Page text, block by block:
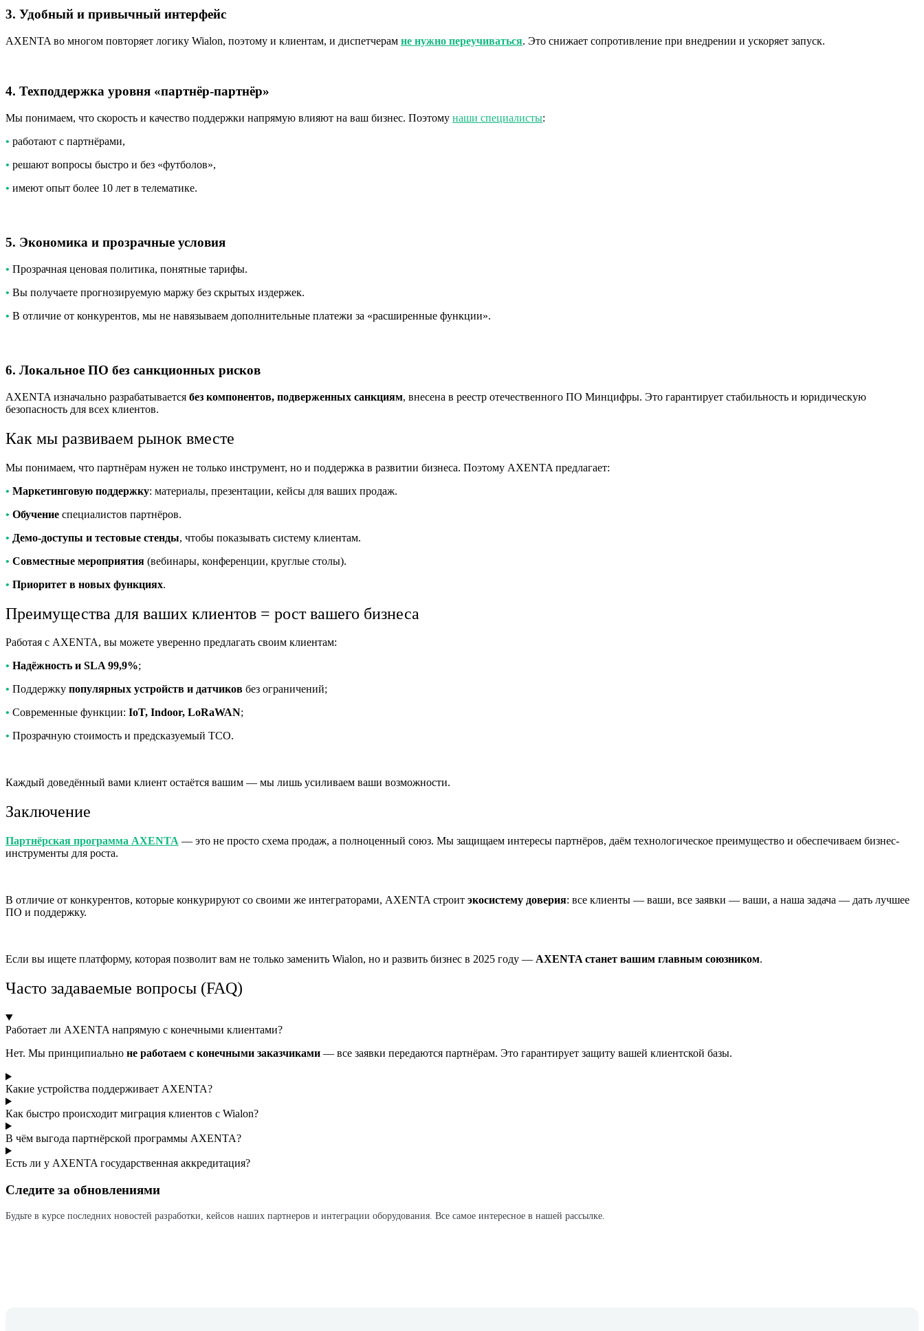
3. Удобный и привычный интерфейс
AXENTA во многом повторяет логику Wialon, поэтому и клиентам, и диспетчерам не нужно переучиваться. Это снижает сопротивление при внедрении и ускоряет запуск.
4. Техподдержка уровня «партнёр-партнёр»
Мы понимаем, что скорость и качество поддержки напрямую влияют на ваш бизнес. Поэтому наши специалисты:
• работают с партнёрами,
• решают вопросы быстро и без «футболов»,
• имеют опыт более 10 лет в телематике.
5. Экономика и прозрачные условия
• Прозрачная ценовая политика, понятные тарифы.
• Вы получаете прогнозируемую маржу без скрытых издержек.
• В отличие от конкурентов, мы не навязываем дополнительные платежи за «расширенные функции».
6. Локальное ПО без санкционных рисков
AXENTA изначально разрабатывается без компонентов, подверженных санкциям, внесена в реестр отечественного ПО Минцифры. Это гарантирует стабильность и юридическую
безопасность для всех клиентов.
Как мы развиваем рынок вместе
Мы понимаем, что партнёрам нужен не только инструмент, но и поддержка в развитии бизнеса. Поэтому AXENTA предлагает:
• Маркетинговую поддержку: материалы, презентации, кейсы для ваших продаж.
• Обучение специалистов партнёров.
• Демо-доступы и тестовые стенды, чтобы показывать систему клиентам.
• Совместные мероприятия (вебинары, конференции, круглые столы).
• Приоритет в новых функциях.
Преимущества для ваших клиентов = рост вашего бизнеса
Работая с AXENTA, вы можете уверенно предлагать своим клиентам:
• Надёжность и SLA 99,9%;
• Поддержку популярных устройств и датчиков без ограничений;
• Современные функции: IoT, Indoor, LoRaWAN;
• Прозрачную стоимость и предсказуемый TCO.
Каждый доведённый вами клиент остаётся вашим — мы лишь усиливаем ваши возможности.
Заключение
Партнёрская программа AXENTA — это не просто схема продаж, а полноценный союз. Мы защищаем интересы партнёров, даём технологическое преимущество и обеспечиваем бизнес-
инструменты для роста.
В отличие от конкурентов, которые конкурируют со своими же интеграторами, AXENTA строит экосистему доверия: все клиенты — ваши, все заявки — ваши, а наша задача — дать лучшее
ПО и поддержку.
Если вы ищете платформу, которая позволит вам не только заменить Wialon, но и развить бизнес в 2025 году — AXENTA станет вашим главным союзником.
Часто задаваемые вопросы (FAQ)
Работает ли AXENTA напрямую с конечными клиентами?
Нет. Мы принципиально не работаем с конечными заказчиками — все заявки передаются партнёрам. Это гарантирует защиту вашей клиентской базы.
Какие устройства поддерживает AXENTA?
Как быстро происходит миграция клиентов с Wialon?
В чём выгода партнёрской программы AXENTA?
Есть ли у AXENTA государственная аккредитация?
Следите за обновлениями
Будьте в курсе последних новостей разработки, кейсов наших партнеров и интеграции оборудования. Все самое интересное в нашей рассылке.